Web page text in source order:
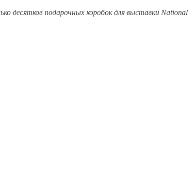
десятков подарочных коробок для выставки National